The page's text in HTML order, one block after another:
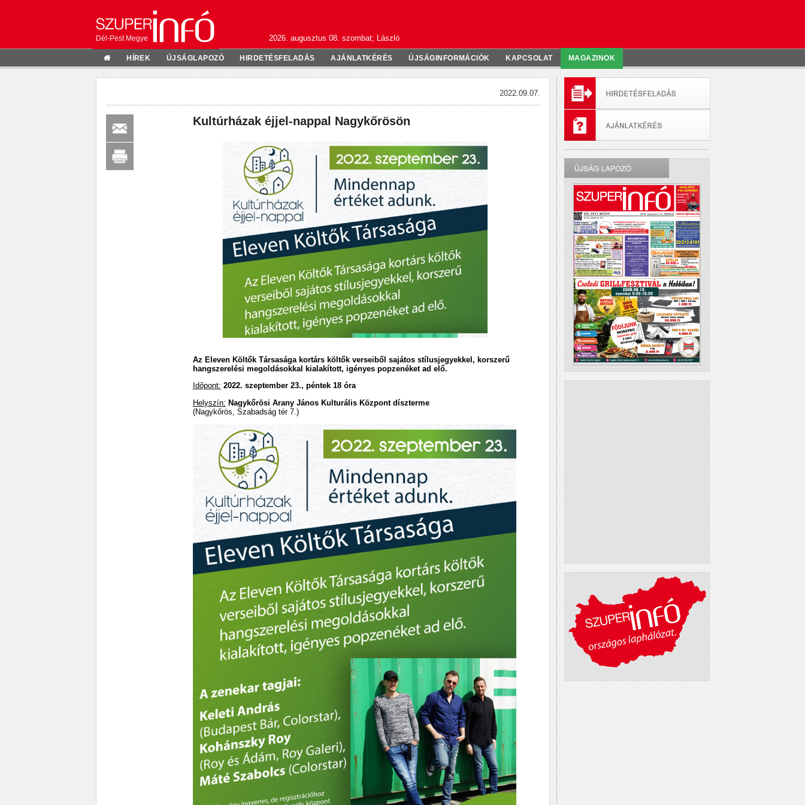
Dél-Pest Megye 2026. augusztus 08. szombat; László
HÍREK ÚJSÁGLAPOZÓ HIRDETÉSFELADÁS AJÁNLATKÉRÉS ÚJSÁGINFORMÁCIÓK KAPCSOLAT MAGAZINOK
2022.09.07.
Kultúrházak éjjel-nappal Nagykőrösön
Az Eleven Költők Társasága kortárs költők verseiből sajátos stílusjegyekkel, korszerű
hangszerelési megoldásokkal kialakított, igényes popzenéket ad elő.
Időpont: 2022. szeptember 23., péntek 18 óra
Helyszín: Nagykőrösi Arany János Kulturális Központ díszterme
(Nagykőrös, Szabadság tér 7.)